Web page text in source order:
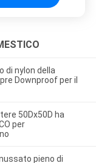
di nylon della
Downproof per il
50Dx50D ha
per
pieno di